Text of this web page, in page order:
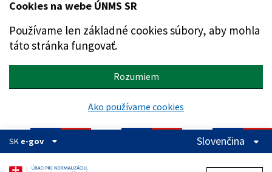
Preskočiť na hlavný obsah
Cookies na webe ÚNMS SR
Používame len základné cookies súbory, aby mohla
táto stránka fungovať.
Rozumiem
Ako používame cookies
SK e-gov Slovenčina